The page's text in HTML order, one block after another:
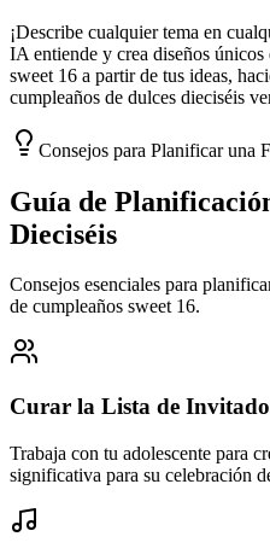
¡Describe cualquier tema en
IA entiende y crea diseños
sweet 16 a partir de tus ideas,
cumpleaños de dulces dieciséis
Consejos para Planificar una
Guía de
Dieciséis
Consejos esenciales para
de cumpleaños sweet 16.
Curar la Lista de
Trabaja con tu adolescente para
significativa para su celebración